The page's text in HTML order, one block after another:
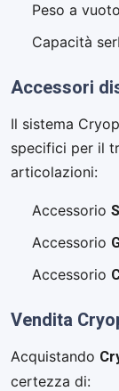
Peso a
Capacità
Accessori
Il sistema
specifici per il
articolazioni:
Accessorio
Accessorio
Accessorio
Vendita
Acquistando
certezza di: